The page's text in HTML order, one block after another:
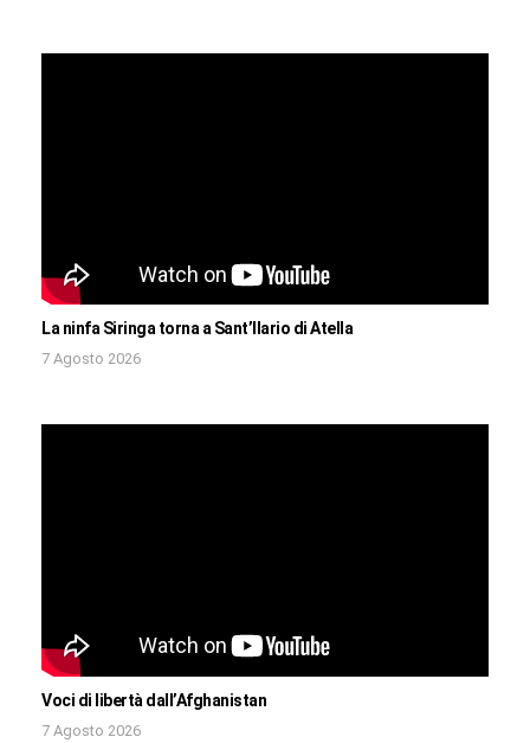
La ninfa Siringa torna a Sant’Ilario di Atella
7 Agosto 2026
Voci di libertà dall’Afghanistan
7 Agosto 2026